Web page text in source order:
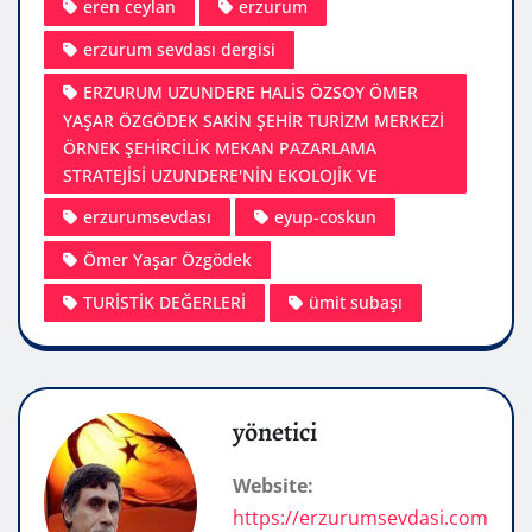
eren ceylan
erzurum
erzurum sevdası dergisi
ERZURUM UZUNDERE HALİS ÖZSOY ÖMER
YAŞAR ÖZGÖDEK SAKİN ŞEHİR TURİZM MERKEZİ
ÖRNEK ŞEHİRCİLİK MEKAN PAZARLAMA
STRATEJİSİ UZUNDERE'NİN EKOLOJİK VE
erzurumsevdası
eyup-coskun
Ömer Yaşar Özgödek
TURİSTİK DEĞERLERİ
ümit subaşı
yönetici
Website:
https://erzurumsevdasi.com